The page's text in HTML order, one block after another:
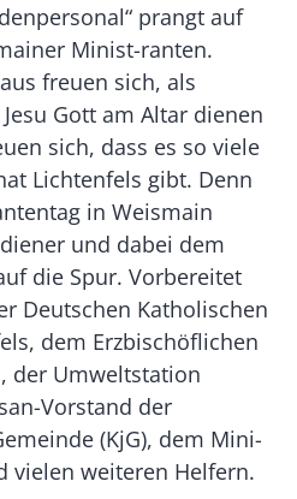
prangt auf
Minist-ranten.
freuen sich, als
Gott am Altar dienen
sich, dass es so viele
Lichtenfels gibt. Denn
in Weismain
und dabei dem
die Spur. Vorbereitet
Deutschen Katholischen
dem Erzbischöflichen
der Umweltstation
Vorstand der
(KjG), dem Mini-
vielen weiteren Helfern.